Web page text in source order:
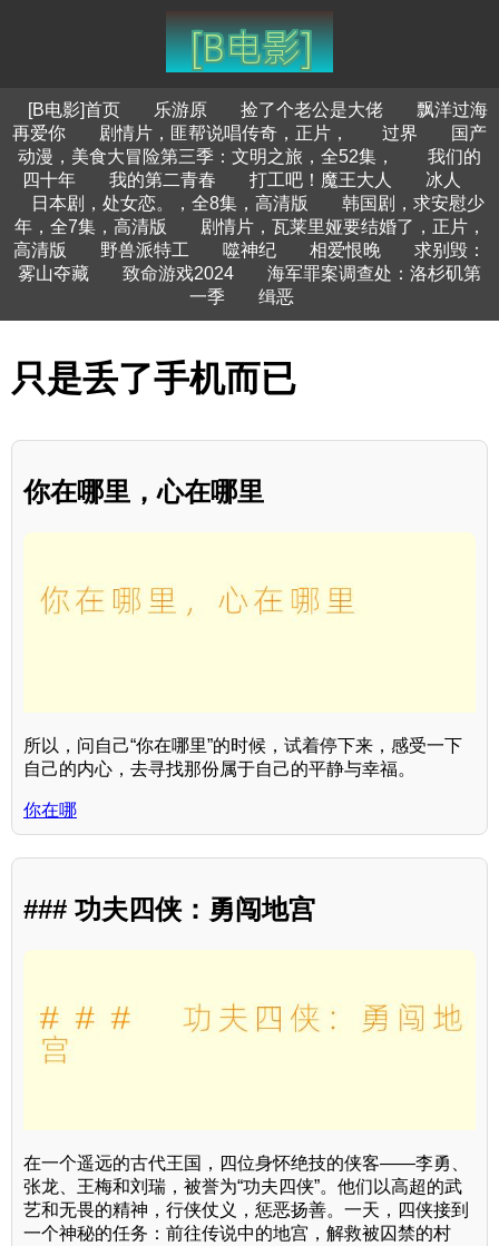
[B电影]首页 乐游原 捡了个老公是大佬
飘洋过海
再爱你
剧情片，匪帮说唱传奇，正片， 过界
国产
动漫，美食大冒险第三季：文明之旅，全52集，
我们的
四十年
我的第二青春 打工吧！魔王大人
冰人
日本剧，处女恋。，全8集，高清版
韩国剧，求安慰少
年，全7集，高清版
剧情片，瓦莱里娅要结婚了，正片，
高清版
野兽派特工 噬神纪 相爱恨晚
求别毁：
雾山夺藏
致命游戏2024
海军罪案调查处：洛杉矶第
一季
缉恶
只是丢了手机而已
你在哪里，心在哪里
所以，问自己“你在哪里”的时候，试着停下来，感受一下
自己的内心，去寻找那份属于自己的平静与幸福。
你在哪
### 功夫四侠：勇闯地宫
在一个遥远的古代王国，四位身怀绝技的侠客——李勇、
张龙、王梅和刘瑞，被誉为“功夫四侠”。他们以高超的武
艺和无畏的精神，行侠仗义，惩恶扬善。一天，四侠接到
一个神秘的任务：前往传说中的地宫，解救被囚禁的村